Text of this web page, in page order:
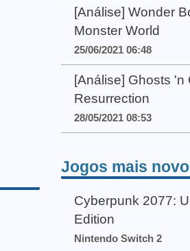
[Análise] Wonder
Monster World
25/06/2021 06:48
[Análise] Ghosts 'n
Resurrection
28/05/2021 08:53
Jogos mais
Cyberpunk 2077:
Edition
Nintendo Switch 2